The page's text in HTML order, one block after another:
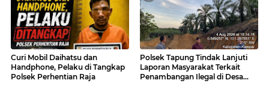
Curi Mobil Daihatsu dan
Handphone, Pelaku di Tangkap
Polsek Perhentian Raja
Polsek Tapung Tindak Lanjuti
Laporan Masyarakat Terkait
Penambangan Ilegal di Desa